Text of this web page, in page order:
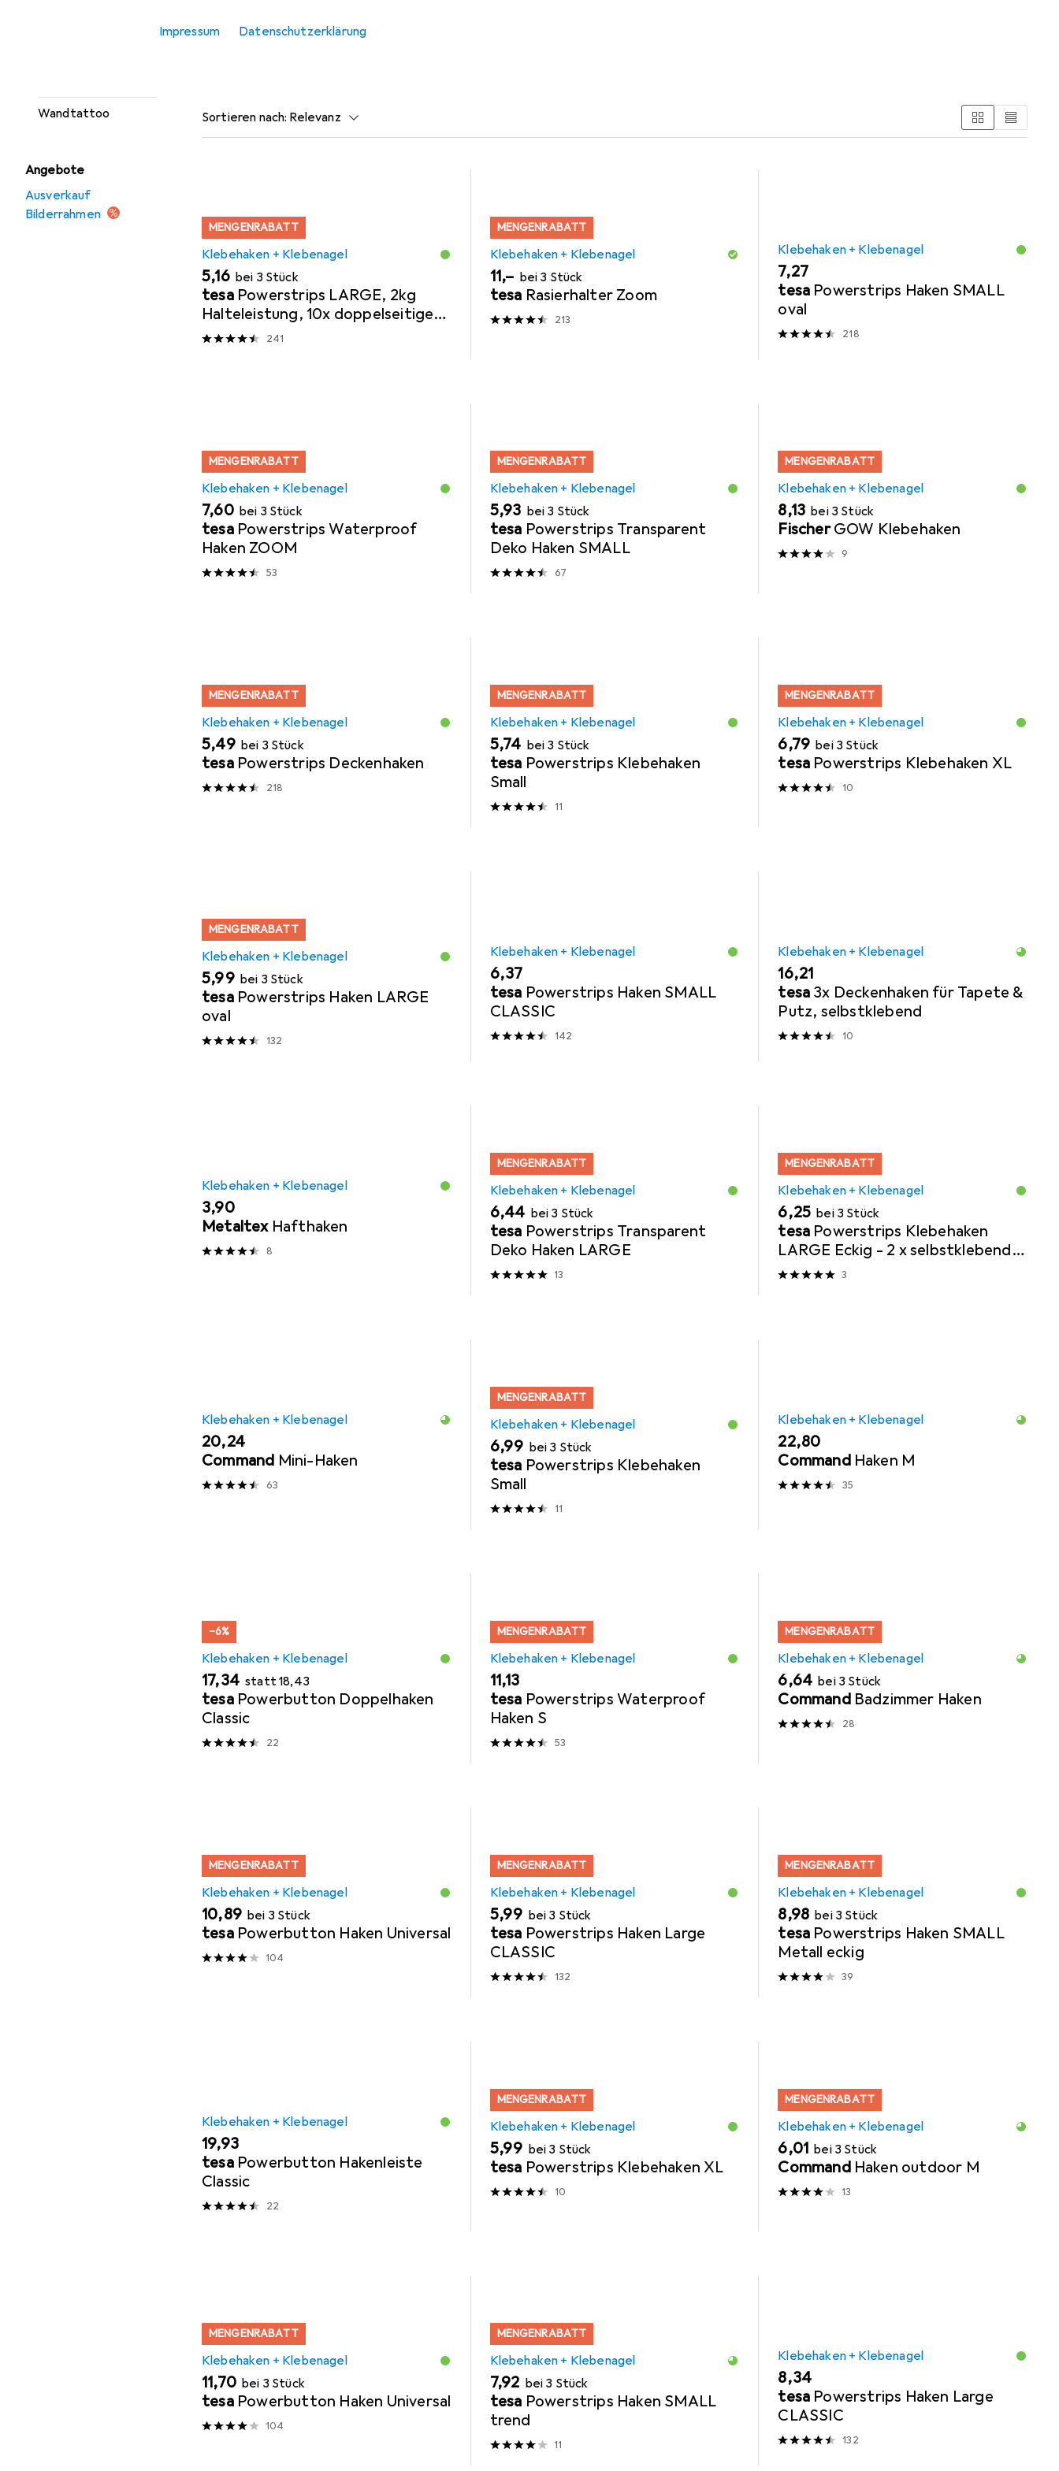
Impressum Datenschutzerklärung
Wandtattoo
Angebote
Ausverkauf
Bilderrahmen
Sortieren nach: Relevanz
MENGENRABATT
Klebehaken + Klebenagel
EUR
5,16 bei 3 Stück
tesa Powerstrips LARGE, 2kg
Halteleistung, 10x doppelseitige
Klebestreifen
241
MENGENRABATT
Klebehaken + Klebenagel
EUR
11,– bei 3 Stück
tesa Rasierhalter Zoom
213
Klebehaken + Klebenagel
EUR
7,27
tesa Powerstrips Haken SMALL
oval
218
MENGENRABATT
Klebehaken + Klebenagel
EUR
7,60 bei 3 Stück
tesa Powerstrips Waterproof
Haken ZOOM
53
MENGENRABATT
Klebehaken + Klebenagel
EUR
5,93 bei 3 Stück
tesa Powerstrips Transparent
Deko Haken SMALL
67
MENGENRABATT
Klebehaken + Klebenagel
EUR
8,13 bei 3 Stück
Fischer GOW Klebehaken
9
MENGENRABATT
Klebehaken + Klebenagel
EUR
5,49 bei 3 Stück
tesa Powerstrips Deckenhaken
218
MENGENRABATT
Klebehaken + Klebenagel
EUR
5,74 bei 3 Stück
tesa Powerstrips Klebehaken
Small
11
MENGENRABATT
Klebehaken + Klebenagel
EUR
6,79 bei 3 Stück
tesa Powerstrips Klebehaken XL
10
MENGENRABATT
Klebehaken + Klebenagel
EUR
5,99 bei 3 Stück
tesa Powerstrips Haken LARGE
oval
132
Klebehaken + Klebenagel
EUR
6,37
tesa Powerstrips Haken SMALL
CLASSIC
142
Klebehaken + Klebenagel
EUR
16,21
tesa 3x Deckenhaken für Tapete &
Putz, selbstklebend
10
Klebehaken + Klebenagel
EUR
3,90
Metaltex Hafthaken
8
MENGENRABATT
Klebehaken + Klebenagel
EUR
6,44 bei 3 Stück
tesa Powerstrips Transparent
Deko Haken LARGE
13
MENGENRABATT
Klebehaken + Klebenagel
EUR
6,25 bei 3 Stück
tesa Powerstrips Klebehaken
LARGE Eckig - 2 x selbstklebende
Wandhaken
3
Klebehaken + Klebenagel
EUR
20,24
Command Mini-Haken
63
MENGENRABATT
Klebehaken + Klebenagel
EUR
6,99 bei 3 Stück
tesa Powerstrips Klebehaken
Small
11
Klebehaken + Klebenagel
EUR
22,80
Command Haken M
35
−6%
Klebehaken + Klebenagel
EUR
17,34 stattEUR
18,43
tesa Powerbutton Doppelhaken
Classic
22
MENGENRABATT
Klebehaken + Klebenagel
EUR
11,13
tesa Powerstrips Waterproof
Haken S
53
MENGENRABATT
Klebehaken + Klebenagel
EUR
6,64 bei 3 Stück
Command Badzimmer Haken
28
MENGENRABATT
Klebehaken + Klebenagel
EUR
10,89 bei 3 Stück
tesa Powerbutton Haken Universal
104
MENGENRABATT
Klebehaken + Klebenagel
EUR
5,99 bei 3 Stück
tesa Powerstrips Haken Large
CLASSIC
132
MENGENRABATT
Klebehaken + Klebenagel
EUR
8,98 bei 3 Stück
tesa Powerstrips Haken SMALL
Metall eckig
39
Klebehaken + Klebenagel
EUR
19,93
tesa Powerbutton Hakenleiste
Classic
22
MENGENRABATT
Klebehaken + Klebenagel
EUR
5,99 bei 3 Stück
tesa Powerstrips Klebehaken XL
10
MENGENRABATT
Klebehaken + Klebenagel
EUR
6,01 bei 3 Stück
Command Haken outdoor M
13
MENGENRABATT
Klebehaken + Klebenagel
EUR
11,70 bei 3 Stück
tesa Powerbutton Haken Universal
104
MENGENRABATT
Klebehaken + Klebenagel
EUR
7,92 bei 3 Stück
tesa Powerstrips Haken SMALL
trend
11
Klebehaken + Klebenagel
EUR
8,34
tesa Powerstrips Haken Large
CLASSIC
132